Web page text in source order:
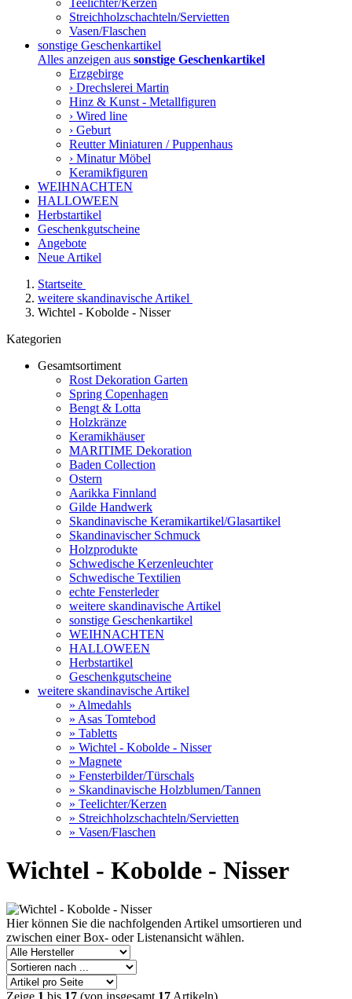
Teelichter/Kerzen
Streichholzschachteln/Servietten
Vasen/Flaschen
sonstige Geschenkartikel
Alles anzeigen aus sonstige Geschenkartikel
Erzgebirge
› Drechslerei Martin
Hinz & Kunst - Metallfiguren
› Wired line
› Geburt
Reutter Miniaturen / Puppenhaus
› Minatur Möbel
Keramikfiguren
WEIHNACHTEN
HALLOWEEN
Herbstartikel
Geschenkgutscheine
Angebote
Neue Artikel
Startseite
weitere skandinavische Artikel
Wichtel - Kobolde - Nisser
Kategorien
Gesamtsortiment
Rost Dekoration Garten
Spring Copenhagen
Bengt & Lotta
Holzkränze
Keramikhäuser
MARITIME Dekoration
Baden Collection
Ostern
Aarikka Finnland
Gilde Handwerk
Skandinavische Keramikartikel/Glasartikel
Skandinavischer Schmuck
Holzprodukte
Schwedische Kerzenleuchter
Schwedische Textilien
echte Fensterleder
weitere skandinavische Artikel
sonstige Geschenkartikel
WEIHNACHTEN
HALLOWEEN
Herbstartikel
Geschenkgutscheine
weitere skandinavische Artikel
» Almedahls
» Asas Tomtebod
» Tabletts
» Wichtel - Kobolde - Nisser
» Magnete
» Fensterbilder/Türschals
» Skandinavische Holzblumen/Tannen
» Teelichter/Kerzen
» Streichholzschachteln/Servietten
» Vasen/Flaschen
Wichtel - Kobolde - Nisser
Hier können Sie die nachfolgenden Artikel umsortieren und
zwischen einer Box- oder Listenansicht wählen.
Zeige 1 bis 17 (von insgesamt 17 Artikeln)